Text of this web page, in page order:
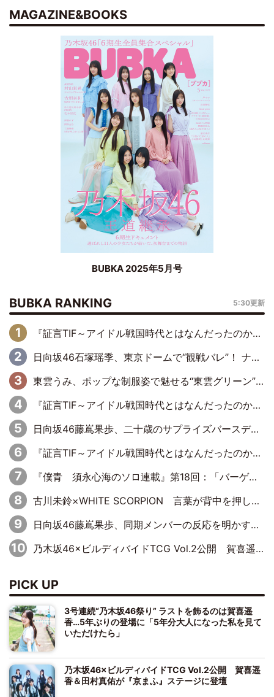
MAGAZINE&BOOKS
BUBKA 2025年5月号
BUBKA RANKING 5:30更新
『証言TIF～アイドル戦国時代とはなんだったのか～』第6回：でんぱ組.inc・古川未鈴×相沢梨紗「『ハロプロやりたかったな』って言ったら、夢眠ねむさんに『てめえはでんぱ組．incなんだよ！』って肩パンされて(笑)」
日向坂46石塚瑶季、東京ドームで“観戦バレ”！ ナイツ・塙も認めた「巨人に詳しすぎるアイドル」は元VENUSスクール生で杉内コーチ推し⁉
東雲うみ、ポップな制服姿で魅せる“東雲グリーン”の正体
『証言TIF～アイドル戦国時代とはなんだったのか～』第8回：Negicco・Nao☆×Megu×Kaede「東京からオファーが来たのと、梨の皮剥きとどっちが大事なんだって」
日向坂46藤嶌果歩、二十歳のサプライズバースデーに大喜び「頼られる先輩になれるように努力していきたい」
『証言TIF～アイドル戦国時代とはなんだったのか～』第10回：さくら学院・武藤彩未×飯田らうら「正直、中3で辞めるというのを信じてなくて。そう言われてはいたけど、嘘でしょって」
『僕青 須永心海のソロ連載』第18回：「バーゲンセールハンターみうな inしまむら」編
古川未鈴×WHITE SCORPION 言葉が背中を押した“それぞれの決意”
日向坂46藤嶌果歩、同期メンバーの反応を明かす「『大人になりましたね』と言って見てくれました」
乃木坂46×ビルディバイドTCG Vol.2公開 賀喜遥香＆田村真佑が『京まふ』ステージに登壇
PICK UP
3号連続“乃木坂46祭り” ラストを飾るのは賀喜遥
香…5年ぶりの登場に「5年分大人になった私を見て
いただけたら」
乃木坂46×ビルディバイドTCG Vol.2公開 賀喜遥
香＆田村真佑が『京まふ』ステージに登壇